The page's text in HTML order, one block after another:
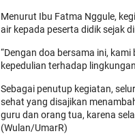
Menurut Ibu Fatma Nggule,
air kepada peserta didik sejak
“Dengan doa bersama ini,
kepedulian terhadap
Sebagai penutup kegiatan,
sehat yang disajikan
guru dan orang tua, karena
(Wulan/UmarR)